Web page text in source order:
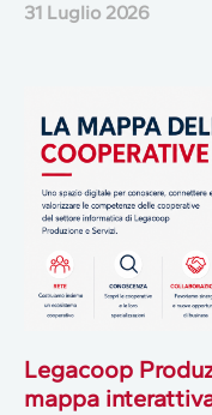
31 Luglio 2026
Legacoop
mappa